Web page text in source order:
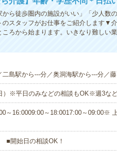
ら徒歩圏内の施設がいい」「少人数
スタッフがお仕事をご紹介します▼
ろから始まります。いきなり難しい
二島駅から---分／奥洞海駅から---分／
）※平日のみなどの相談もOK※週3な
～16:0009:00～18:0017:00～09:00※
■開始日の相談OK！